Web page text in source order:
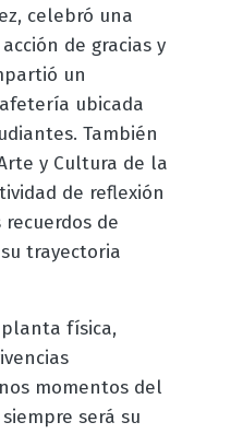
celebró una
de gracias y
un
ubicada
También
y Cultura de la
de reflexión
de
trayectoria
planta física,
momentos del
será su